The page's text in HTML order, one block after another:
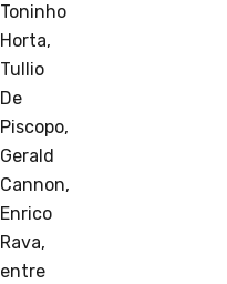
Toninho
Horta,
Tullio
De
Piscopo,
Gerald
Cannon,
Enrico
Rava,
entre